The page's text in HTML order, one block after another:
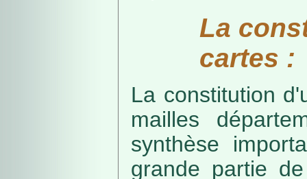
La
cartes :
La constitution
mailles
synthèse
grande partie